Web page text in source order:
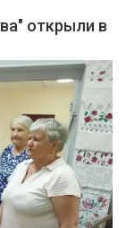
открыли в